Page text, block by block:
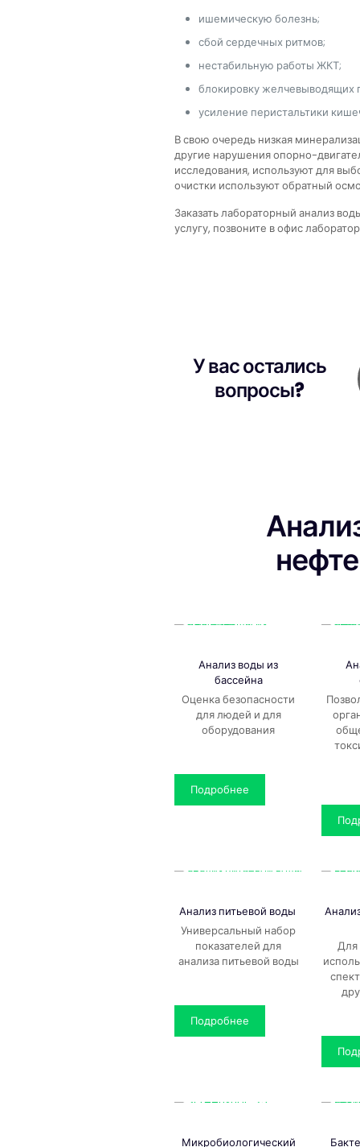
ишемическую болезнь;
сбой сердечных ритмов;
нестабильную работы ЖКТ;
блокировку желчевыводящих
усиление перистальтики
В свою очередь низкая
другие нарушения опорно-
исследования, используют для
очистки используют обратный
Заказать лабораторный анализ
услугу, позвоните в офис
У вас остались
вопросы?
Анализ воды из
бассейна
Оценка безопасности
для людей и для
оборудования
Подробнее
Анализ питьевой воды
Универсальный набор
показателей для
анализа питьевой воды
Подробнее
Для
Микробиологический